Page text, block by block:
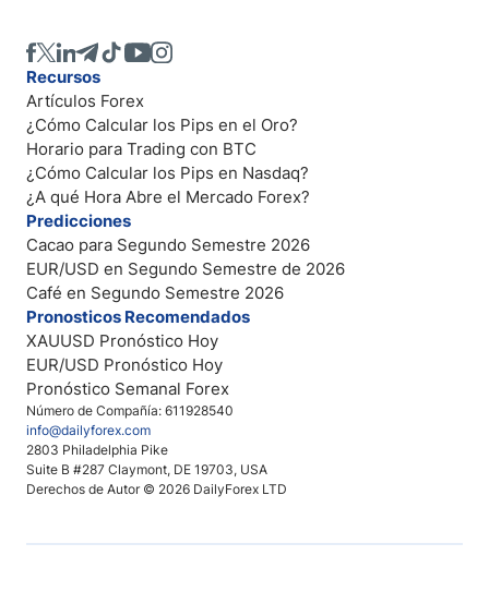
Número de Compañía: 611928540
info@dailyforex.com
2803 Philadelphia Pike
Suite B #287 Claymont, DE 19703, USA
Derechos de Autor © 2026 DailyForex LTD
Recursos
Artículos Forex
¿Cómo Calcular los Pips en el Oro?
Horario para Trading con BTC
¿Cómo Calcular los Pips en Nasdaq?
¿A qué Hora Abre el Mercado Forex?
Predicciones
Cacao para Segundo Semestre 2026
EUR/USD en Segundo Semestre de 2026
Café en Segundo Semestre 2026
Pronosticos Recomendados
XAUUSD Pronóstico Hoy
EUR/USD Pronóstico Hoy
Pronóstico Semanal Forex